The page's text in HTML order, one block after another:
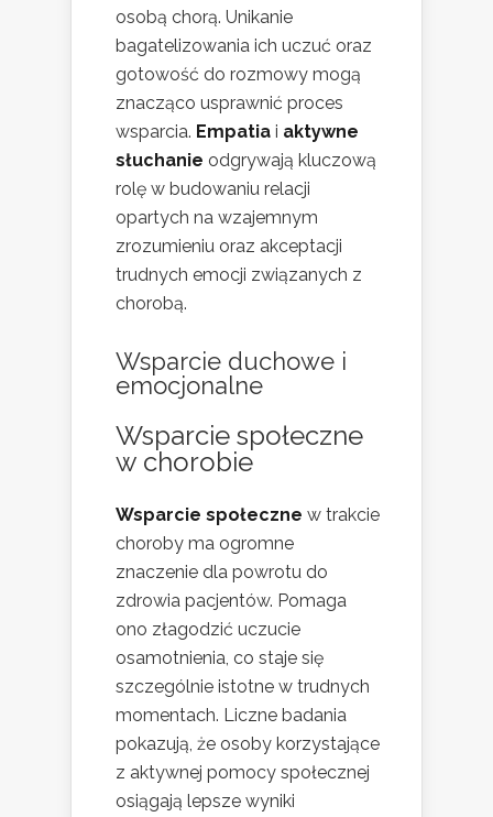
osobą chorą. Unikanie
bagatelizowania ich uczuć oraz
gotowość do rozmowy mogą
znacząco usprawnić proces
wsparcia. Empatia i aktywne
słuchanie odgrywają kluczową
rolę w budowaniu relacji
opartych na wzajemnym
zrozumieniu oraz akceptacji
trudnych emocji związanych z
chorobą.
Wsparcie duchowe i
emocjonalne
Wsparcie społeczne
w chorobie
Wsparcie społeczne w trakcie
choroby ma ogromne
znaczenie dla powrotu do
zdrowia pacjentów. Pomaga
ono złagodzić uczucie
osamotnienia, co staje się
szczególnie istotne w trudnych
momentach. Liczne badania
pokazują, że osoby korzystające
z aktywnej pomocy społecznej
osiągają lepsze wyniki